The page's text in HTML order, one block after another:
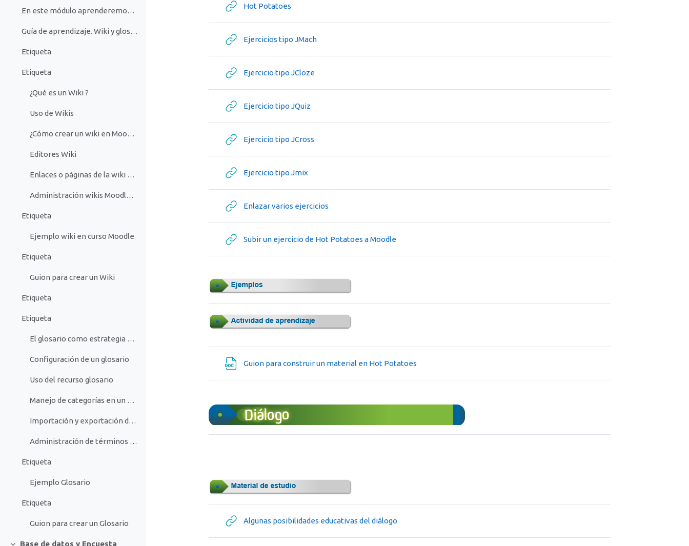
En este módulo aprenderemos a crear glosario y wik...
Guía de aprendizaje. Wiki y glosario
Etiqueta
Etiqueta
¿Qué es un Wiki ?
Uso de Wikis
¿Cómo crear un wiki en Moodle 1.9?
Editores Wiki
Enlaces o páginas de la wiki en Moodle 1.9
Administración wikis Moodle 1.9
Etiqueta
Ejemplo wiki en curso Moodle
Etiqueta
Guion para crear un Wiki
Etiqueta
Etiqueta
El glosario como estrategia didáctica
Configuración de un glosario
Uso del recurso glosario
Manejo de categorías en un glosario
Importación y exportación de entradas en un glosario
Administración de términos de un glosario
Etiqueta
Ejemplo Glosario
Etiqueta
Guion para crear un Glosario
Base de datos y Encuesta
Hot PotatoesURL
Ejercicios tipo JMachURL
Ejercicio tipo JClozeURL
Ejercicio tipo JQuizURL
Ejercicio tipo JCrossURL
Ejercicio tipo JmixURL
Enlazar varios ejerciciosURL
Subir un ejercicio de Hot Potatoes a MoodleURL
Guion para construir un material en Hot Potatoes
Algunas posibilidades educativas del diálogoURL